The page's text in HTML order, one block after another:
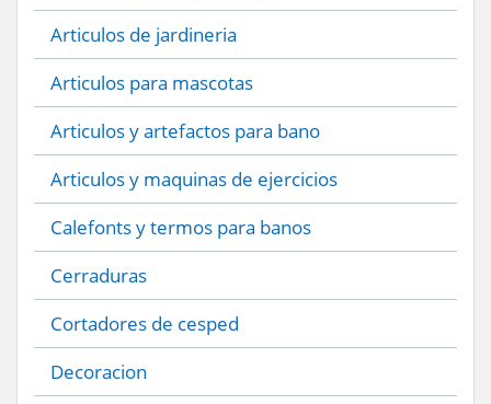
Articulos de jardineria
Articulos para mascotas
Articulos y artefactos para bano
Articulos y maquinas de ejercicios
Calefonts y termos para banos
Cerraduras
Cortadores de cesped
Decoracion